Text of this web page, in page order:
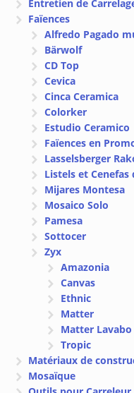
Entretien de
Faïences
Alfredo Pagado
Bärwolf
CD Top
Cevica
Cinca Ceramica
Colorker
Estudio Ceramico
Faïences en
Lasselsberger
Listels et Cenefas
Mijares Montesa
Mosaico Solo
Pamesa
Sottocer
Zyx
Amazonia
Canvas
Ethnic
Matter
Matter Lavabo
Tropic
Matériaux de
Mosaïque